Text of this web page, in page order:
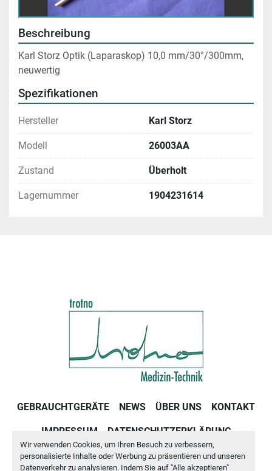
Wir verwenden Cookies, um Ihren Besuch zu verbessern,
personalisierte Inhalte oder Werbung zu präsentieren und unseren
Datenverkehr zu analysieren. Indem Sie auf "Alle akzeptieren"
Beschreibung
Karl Storz Optik (Laparaskop) 10,0 mm/30°/300mm,
neuwertig
Spezifikationen
Hersteller Karl Storz
Modell 26003AA
Zustand Überholt
Lagernummer 1904231614
GEBRAUCHTGERÄTE NEWS ÜBER UNS KONTAKT
IMPRESSUM DATENSCHUTZERKLÄRUNG
GESCHÄFTSBEDINGUNGEN